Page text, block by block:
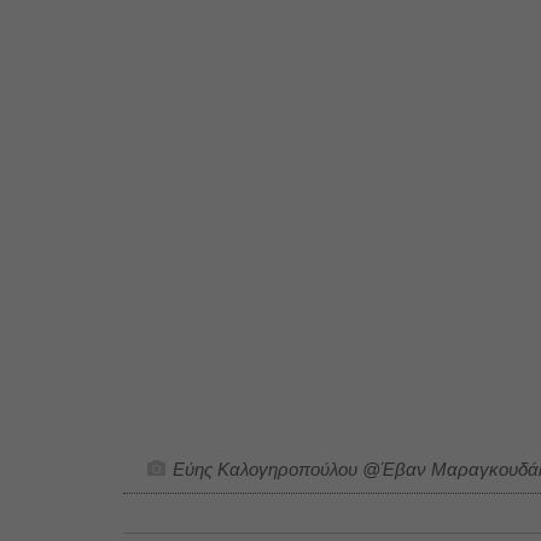
Εύης Καλογηροπούλου @Έβαν